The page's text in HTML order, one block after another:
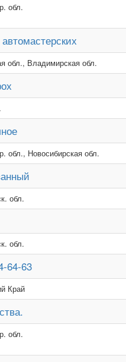
обл.
обл., Владимирская обл.
обл., Новосибирская обл.
обл.
обл.
64-63
Край
обл.